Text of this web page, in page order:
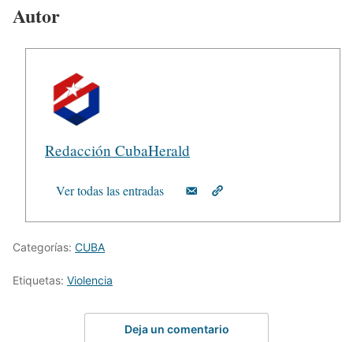
Autor
Redacción CubaHerald
Ver todas las entradas
Categorías: CUBA
Etiquetas: Violencia
Deja un comentario